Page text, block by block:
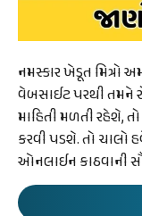
નમસ્કાર ખેડૂત
વેબસાઈટ પરથી તમને
માહિતી મળતી રહેશે,
કરવી પડશે. તો ચાલો
ઓનલાઈન કાઠવાની